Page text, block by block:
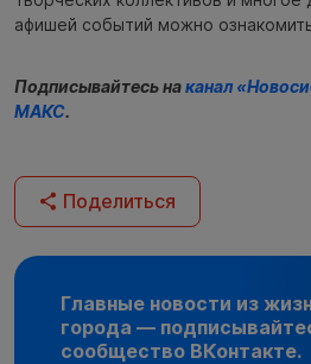
афишей событий можно
Подписывайтесь наканал
МАКС.
Поделиться
Главные новости из
города —
сообщество ВКонтакте.